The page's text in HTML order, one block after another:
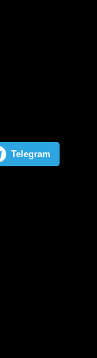
Telegram